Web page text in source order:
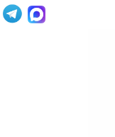
Перейти